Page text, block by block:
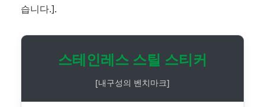
습니다.].
스테인레스 스틸 스티커
[내구성의 벤치마크]